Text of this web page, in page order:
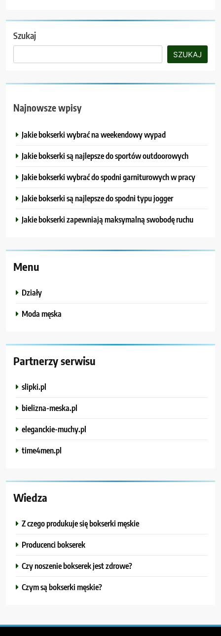
Szukaj
SZUKAJ
Najnowsze wpisy
Jakie bokserki wybrać na weekendowy wypad
Jakie bokserki są najlepsze do sportów outdoorowych
Jakie bokserki wybrać do spodni garniturowych w pracy
Jakie bokserki są najlepsze do spodni typu jogger
Jakie bokserki zapewniają maksymalną swobodę ruchu
Menu
Działy
Moda męska
Partnerzy serwisu
slipki.pl
bielizna-meska.pl
eleganckie-muchy.pl
time4men.pl
Wiedza
Z czego produkuje się bokserki męskie
Producenci bokserek
Czy noszenie bokserek jest zdrowe?
Czym są bokserki męskie?